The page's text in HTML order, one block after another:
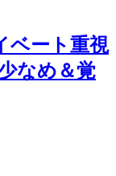
ベート重視
なめ＆覚